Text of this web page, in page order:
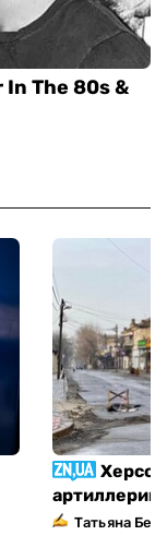
Татьяна